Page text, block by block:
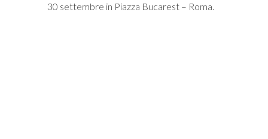
30 settembre in Piazza Bucarest – Roma.